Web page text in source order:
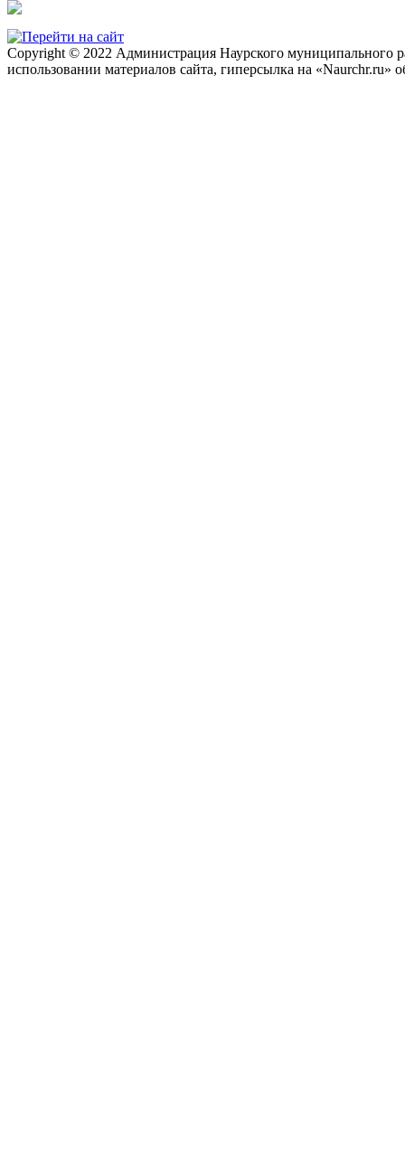
Copyright © 2022 Администрация Наурского муниципального
использовании материалов сайта, гиперсылка на «Naurchr.ru»